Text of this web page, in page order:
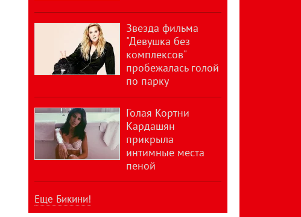
Звезда фильма
"Девушка без
комплексов"
пробежалась голой
по парку
Голая Кортни
Кардашян
прикрыла
интимные места
пеной
Еще Бикини!